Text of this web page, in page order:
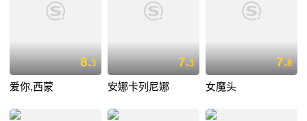
8.3
爱你,西蒙
7.3
安娜卡列尼娜
7.8
女魔头